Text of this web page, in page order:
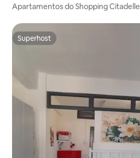
Apartamentos do Shopping Citadelle
Superhost
Superhost